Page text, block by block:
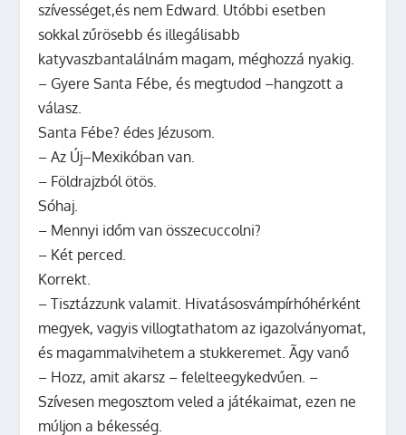
szívességet,és nem Edward. Utóbbi esetben
sokkal zűrösebb és illegálisabb
katyvaszbantalálnám magam, méghozzá nyakig.
– Gyere Santa Fébe, és megtudod –hangzott a
válasz.
Santa Fébe? édes Jézusom.
– Az Új–Mexikóban van.
– Földrajzból ötös.
Sóhaj.
– Mennyi időm van összecuccolni?
– Két perced.
Korrekt.
– Tisztázzunk valamit. Hivatásosvámpírhóhérként
megyek, vagyis villogtathatom az igazolványomat,
és magammalvihetem a stukkeremet. Ãgy vanő
– Hozz, amit akarsz – felelteegykedvűen. –
Szívesen megosztom veled a játékaimat, ezen ne
múljon a békesség.